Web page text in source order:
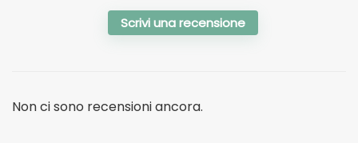
Scrivi una recensione
Non ci sono recensioni ancora.